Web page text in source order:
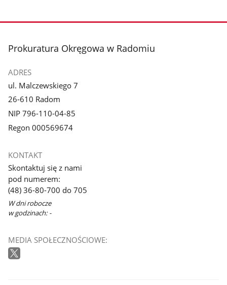
stopka
Prokuratura Okręgowa w Radomiu
ADRES
ul. Malczewskiego 7
26-610 Radom
NIP 796-110-04-85
Regon 000569674
KONTAKT
Skontaktuj się z nami
pod numerem:
(48) 36-80-700 do 705
W dni robocze
w godzinach: -
MEDIA SPOŁECZNOŚCIOWE: